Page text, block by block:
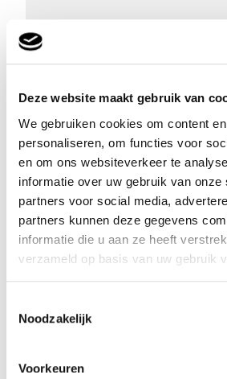
Deze website maakt gebruik van
We gebruiken cookies om content
personaliseren, om functies voor
en om ons websiteverkeer te
informatie over uw gebruik van onze
partners voor social media,
partners kunnen deze gegevens
informatie die u aan ze heeft
verzameld op basis van uw gebruik
Noodzakelijk
Voorkeuren
Vooraanmelding import in
Waarom moeten
worden in IMSOC (TNT)?
Import
Ik importeer plantmateriaal dat
afgeeft, bevestigd?